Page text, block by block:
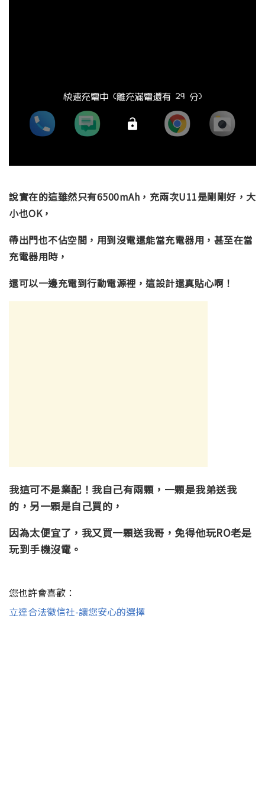
說實在的這雖然只有6500mAh，充兩次U11是剛剛好，大
小也OK，
帶出門也不佔空間，用到沒電還能當充電器用，甚至在當
充電器用時，
還可以一邊充電到行動電源裡，這設計還真貼心啊！
我這可不是業配！我自己有兩顆，一顆是我弟送我
的，另一顆是自己買的，
因為太便宜了，我又買一顆送我哥，免得他玩RO老是
玩到手機沒電。
您也許會喜歡：
立達合法徵信社-讓您安心的選擇